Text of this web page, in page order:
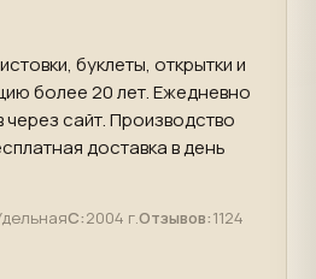
буклеты, открытки и
более 20 лет. Ежедневно
сайт. Производство
доставка в день
С:2004 г.Отзывов:1124